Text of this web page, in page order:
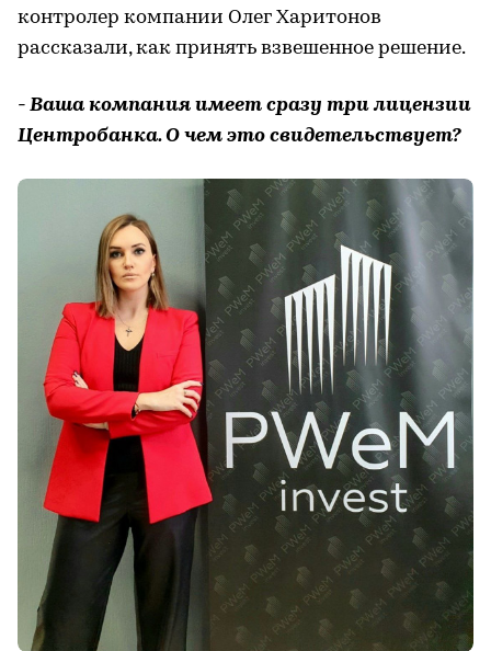
контролер компании Олег Харитонов
рассказали, как принять взвешенное решение.
- Ваша компания имеет сразу три лицензии
Центробанка. О чем это свидетельствует?